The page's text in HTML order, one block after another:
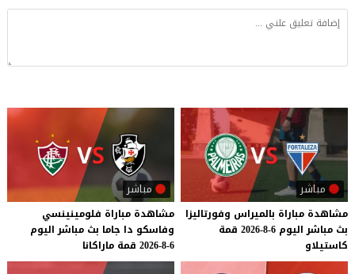
مباشر
مشاهدة مباراة بالميراس وفورتاليزا
بث مباشر اليوم 6-8-2026
قمة
كاستيلاو
مباشر
مشاهدة مباراة فلومينينسي
وفاسكو دا جاما بث مباشر اليوم
6-8-2026
قمة ماراكانا